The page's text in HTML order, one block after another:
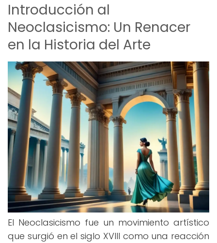
Introducción al
Neoclasicismo: Un Renacer
en la Historia del Arte
El Neoclasicismo fue un movimiento artístico
que surgió en el siglo XVIII como una reacción